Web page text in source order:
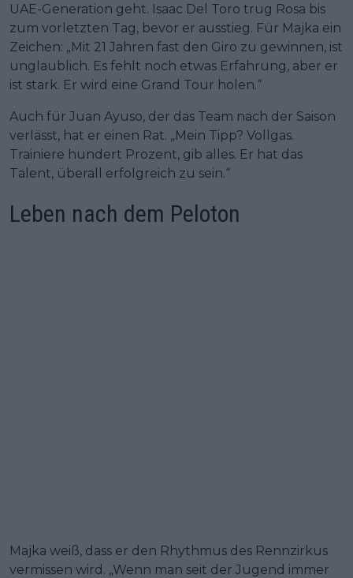
UAE-Generation geht. Isaac Del Toro trug Rosa bis
zum vorletzten Tag, bevor er ausstieg. Für Majka ein
Zeichen: „Mit 21 Jahren fast den Giro zu gewinnen, ist
unglaublich. Es fehlt noch etwas Erfahrung, aber er
ist stark. Er wird eine Grand Tour holen.“
Auch für Juan Ayuso, der das Team nach der Saison
verlässt, hat er einen Rat. „Mein Tipp? Vollgas.
Trainiere hundert Prozent, gib alles. Er hat das
Talent, überall erfolgreich zu sein.“
Leben nach dem Peloton
Majka weiß, dass er den Rhythmus des Rennzirkus
vermissen wird. „Wenn man seit der Jugend immer